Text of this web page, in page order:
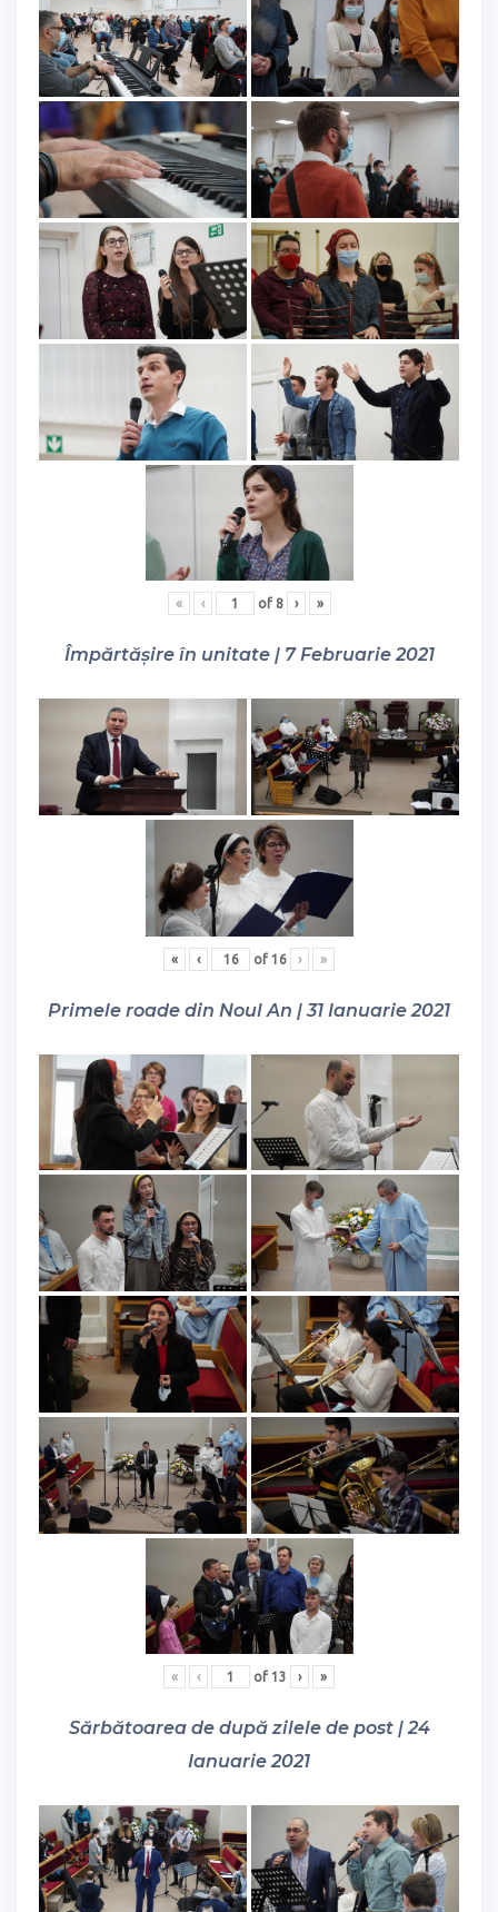
« ‹ of 8 › »
Împărtășire în unitate | 7 Februarie 2021
« ‹ of 16 › »
Primele roade din Noul An | 31 Ianuarie 2021
« ‹ of 13 › »
Sărbătoarea de după zilele de post | 24
Ianuarie 2021